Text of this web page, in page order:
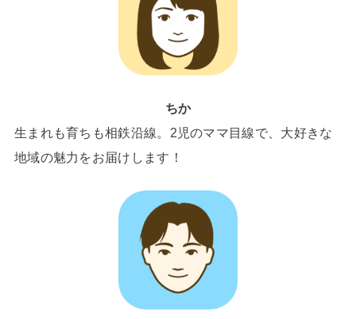
ちか
生まれも育ちも相鉄沿線。2児のママ目線で、大好きな
地域の魅力をお届けします！